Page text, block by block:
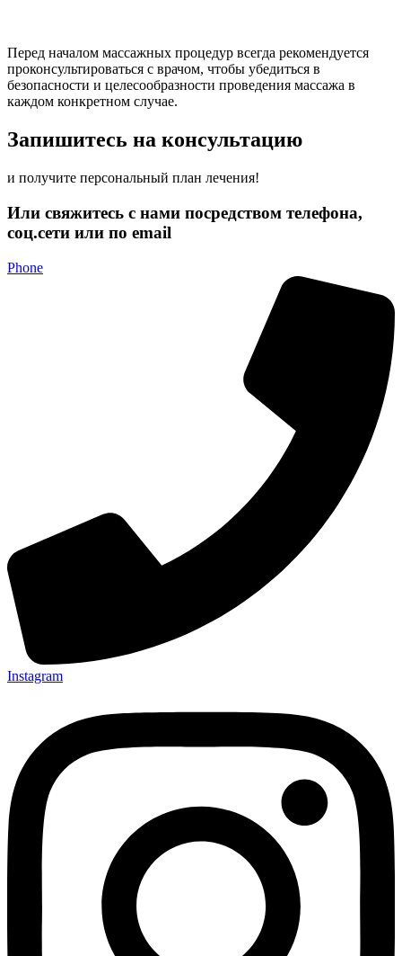
Перед началом массажных процедур всегда рекомендуется
проконсультироваться с врачом, чтобы убедиться в
безопасности и целесообразности проведения массажа в
каждом конкретном случае.
Запишитесь на консультацию
и получите персональный план лечения!
Или свяжитесь с нами посредством телефона,
соц.сети или по email
Phone
Instagram